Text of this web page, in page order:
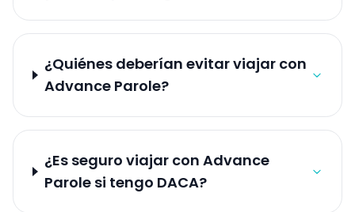
¿Quiénes deberían evitar viajar con
Advance Parole?
¿Es seguro viajar con Advance
Parole si tengo DACA?